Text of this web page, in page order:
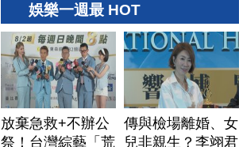
娛樂一週最 HOT
放棄急救+不辦公
祭！台灣綜藝「荒
傳與檢場離婚、女
兒非親生？李翊君